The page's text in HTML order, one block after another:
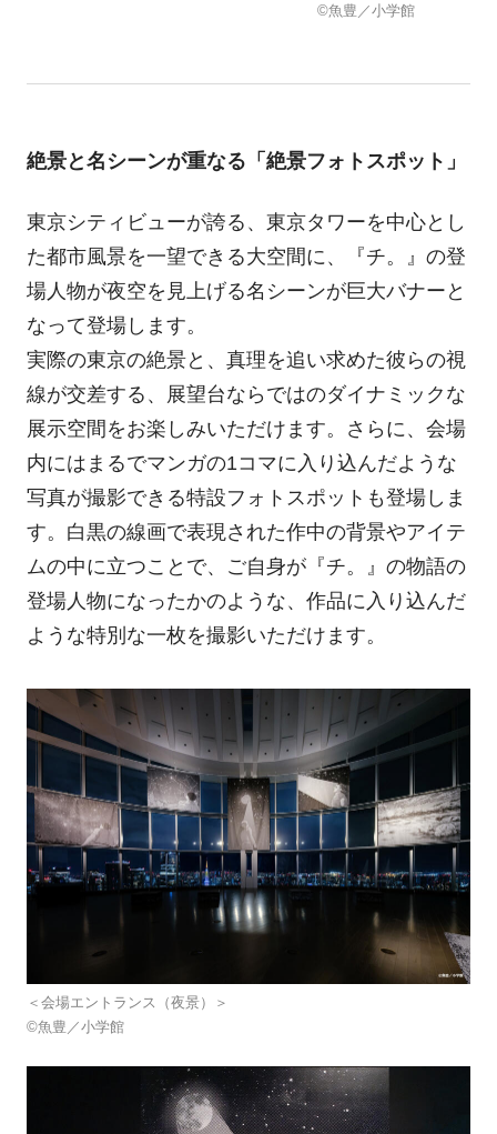
©魚豊／小学館
絶景と名シーンが重なる「絶景フォトスポット」
東京シティビューが誇る、東京タワーを中心とし
た都市風景を一望できる大空間に、『チ。』の登
場人物が夜空を見上げる名シーンが巨大バナーと
なって登場します。
実際の東京の絶景と、真理を追い求めた彼らの視
線が交差する、展望台ならではのダイナミックな
展示空間をお楽しみいただけます。さらに、会場
内にはまるでマンガの1コマに入り込んだような
写真が撮影できる特設フォトスポットも登場しま
す。白黒の線画で表現された作中の背景やアイテ
ムの中に立つことで、ご自身が『チ。』の物語の
登場人物になったかのような、作品に入り込んだ
ような特別な一枚を撮影いただけます。
＜会場エントランス（夜景）＞
©魚豊／小学館